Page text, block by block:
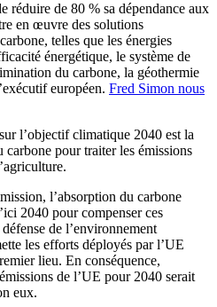
réduire de 80 % sa dépendance aux
en œuvre des solutions
telles que les énergies
énergétique, le système de
du carbone, la géothermie
européen. Fred Simon nous
l’objectif climatique 2040 est la
carbone pour traiter les émissions
l’absorption du carbone
2040 pour compenser ces
de l’environnement
les efforts déployés par l’UE
lieu. En conséquence,
de l’UE pour 2040 serait
eux.